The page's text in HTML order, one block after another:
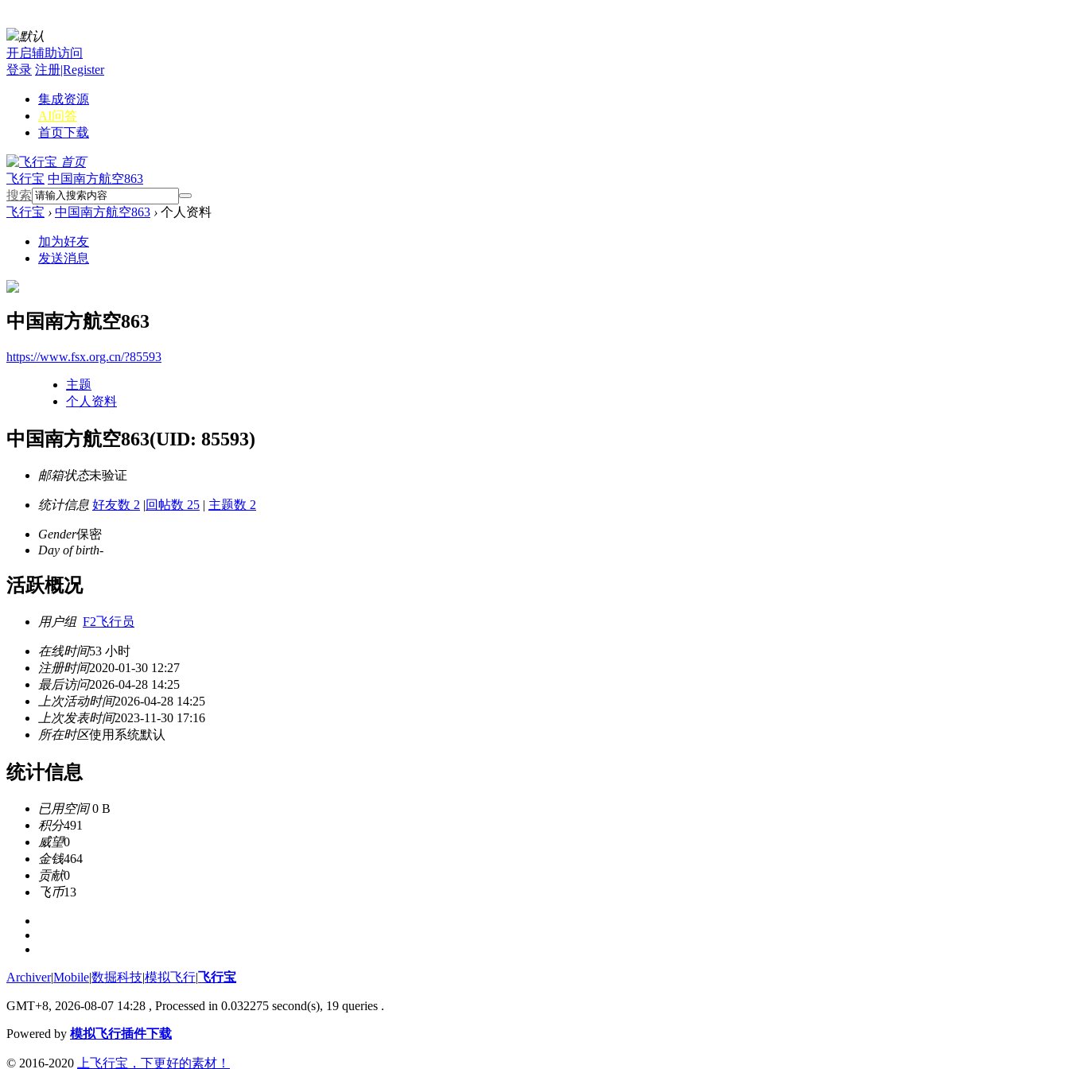
默认
开启辅助访问
登录 注册|Register
集成资源
AI问答
首页下载
首页
飞行宝 中国南方航空863
搜索
飞行宝 › 中国南方航空863 › 个人资料
加为好友
发送消息
中国南方航空863
https://www.fsx.org.cn/?85593
主题
个人资料
中国南方航空863(UID: 85593)
邮箱状态未验证
统计信息 好友数 2 |回帖数 25 | 主题数 2
Gender保密
Day of birth-
活跃概况
用户组 F2飞行员
在线时间53 小时
注册时间2020-01-30 12:27
最后访问2026-04-28 14:25
上次活动时间2026-04-28 14:25
上次发表时间2023-11-30 17:16
所在时区使用系统默认
统计信息
已用空间0 B
积分491
威望0
金钱464
贡献0
飞币13
Archiver|Mobile|数掘科技|模拟飞行|飞行宝
GMT+8, 2026-08-07 14:28 , Processed in 0.032275 second(s), 19 queries .
Powered by 模拟飞行插件下载
© 2016-2020 上飞行宝，下更好的素材！